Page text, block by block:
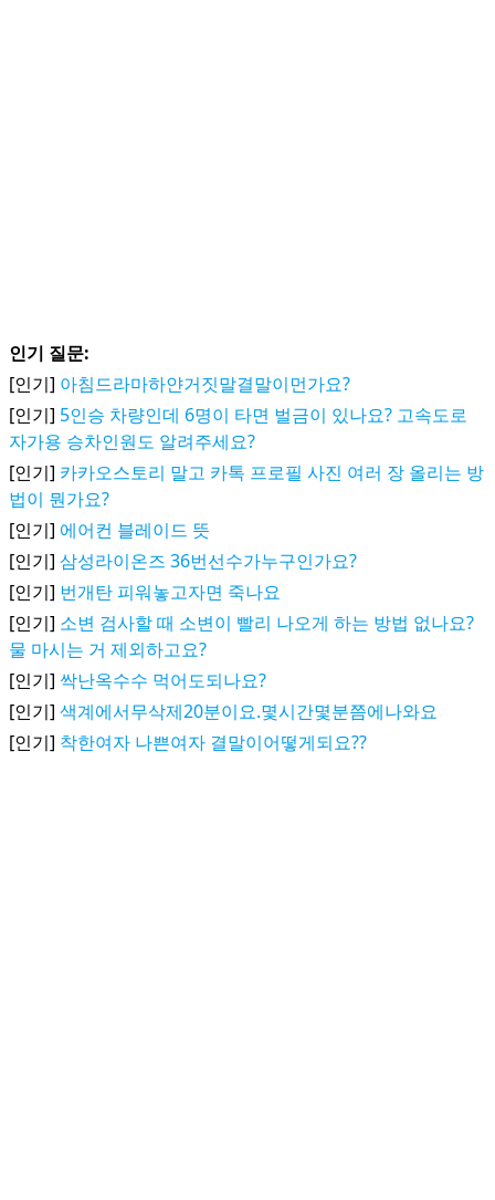
인기 질문:
[인기] 아침드라마하얀거짓말결말이먼가요?
[인기] 5인승 차량인데 6명이 타면 벌금이 있나요? 고속도로
자가용 승차인원도 알려주세요?
[인기] 카카오스토리 말고 카톡 프로필 사진 여러 장 올리는 방
법이 뭔가요?
[인기] 에어컨 블레이드 뜻
[인기] 삼성라이온즈 36번선수가누구인가요?
[인기] 번개탄 피워놓고자면 죽나요
[인기] 소변 검사할 때 소변이 빨리 나오게 하는 방법 없나요?
물 마시는 거 제외하고요?
[인기] 싹난옥수수 먹어도되나요?
[인기] 색계에서무삭제20분이요.몇시간몇분쯤에나와요
[인기] 착한여자 나쁜여자 결말이어떻게되요??